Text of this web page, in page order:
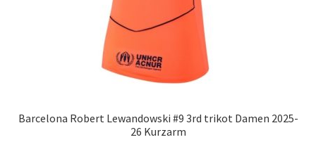
Barcelona Robert Lewandowski #9 3rd trikot Damen 2025-
26 Kurzarm